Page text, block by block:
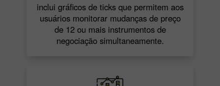
inclui gráficos de ticks que permitem aos
usuários monitorar mudanças de preço
de 12 ou mais instrumentos de
negociação simultaneamente.